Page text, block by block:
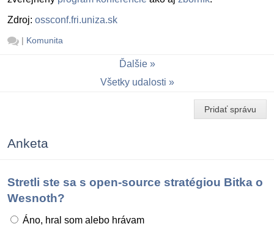
Zdroj: ossconf.fri.uniza.sk
| Komunita
Ďalšie
Všetky udalosti
Pridať správu
Anketa
Stretli ste sa s open-source stratégiou Bitka o
Wesnoth?
Áno, hral som alebo hrávam